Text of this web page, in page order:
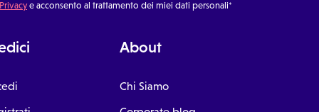
e acconsento al trattamento dei miei dati personali*
About
Chi Siamo